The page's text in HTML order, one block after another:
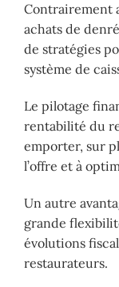
Contrairement
achats de
de stratégies
système de
Le pilotage
rentabilité du
emporter, sur
l’offre et à
Un autre
grande
évolutions
restaurateurs.